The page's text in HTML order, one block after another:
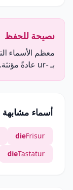
نصيحة للحفظ
بـ -ur عادةً مؤنثة.
أسماء مشابهة
dieFrisur
dieTastatur